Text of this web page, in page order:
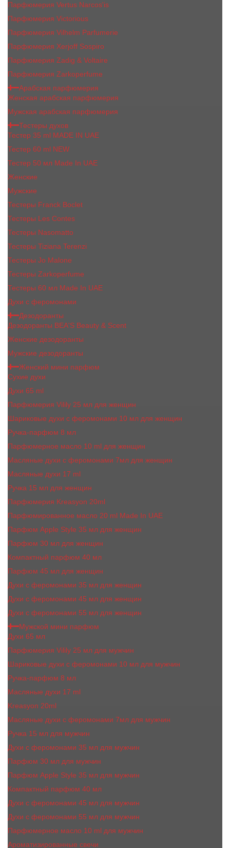
Парфюмерия Vertus Narcos'is
Парфюмерия Victorious
Парфюмерия Vilhelm Parfumerie
Парфюмерия Xerjoff Sospiro
Парфюмерия Zadig & Voltaire
Парфюмерия Zarkoperfume
Арабская парфюмерия
Женская арабская парфюмерия
Мужская арабская парфюмерия
Тестеры духов
Тестер 35 ml MADE IN UAE
Тестер 60 ml NEW
Тестер 50 мл Made In UAE
Женские
Мужские
Тестеры Franck Boclet
Тестеры Les Contes
Тестеры Nasomatto
Тестеры Tiziana Terenzi
Тестеры Jо Malоnе
Тестеры Zarkoperfume
Тестеры 60 мл Made In UAE
Духи с феромонами
Дезодоранты
Дезодоранты BEA'S Beauty & Scent
Женские дезодоранты
Мужские дезодоранты
Женский мини парфюм
Сухие духи
Духи 65 ml
Парфюмерия Vilily 25 мл для женщин
Шариковые духи с феромонами 10 мл для женщин
Ручка-парфюм 8 мл
Парфюмерное масло 10 ml для женщин
Масляные духи c феромонами 7мл для женщин
Масляные духи 17 ml
Ручка 15 мл для женщин
Парфюмерия Kreasyon 20ml
Парфюмированное масло 20 ml Made In UAE
Парфюм Apple Style 35 мл для женщин
Парфюм 30 мл для женщин
Компактный парфюм 40 мл
Парфюм 45 мл для женщин
Духи с феромонами 35 мл для женщин
Духи с феромонами 45 мл для женщин
Духи с феромонами 55 мл для женщин
Мужской мини парфюм
Духи 65 мл
Парфюмерия Vilily 25 мл для мужчин
Шариковые духи с феромонами 10 мл для мужчин
Ручка-парфюм 8 мл
Масляные духи 17 ml
Kreasyon 20ml
Масляные духи c феромонами 7мл для мужчин
Ручка 15 мл для мужчин
Духи с феромонами 35 мл для мужчин
Парфюм 30 мл для мужчин
Парфюм Apple Style 35 мл для мужчин
Компактный парфюм 40 мл
Духи с феромонами 45 мл для мужчин
Духи с феромонами 55 мл для мужчин
Парфюмерное масло 10 ml для мужчин
Ароматизированные свечи